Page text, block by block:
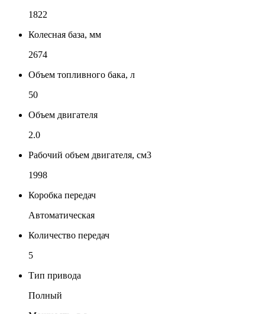
1822
Колесная база, мм
2674
Объем топливного бака, л
50
Объем двигателя
2.0
Рабочий объем двигателя, см3
1998
Коробка передач
Автоматическая
Количество передач
5
Тип привода
Полный